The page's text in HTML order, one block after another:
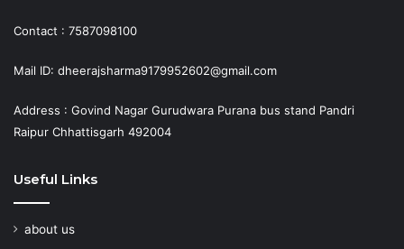
Contact : 7587098100
Mail ID: dheerajsharma9179952602@gmail.com
Address : Govind Nagar Gurudwara Purana bus stand Pandri
Raipur Chhattisgarh 492004
Useful Links
about us